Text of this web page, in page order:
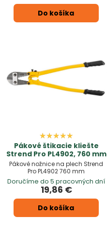
Do košíka
Pákové štikacie kliešte
Strend Pro PL4902, 760 mm
Pákové nožnice na plech Strend
Pro PL4902 760 mm
Doručíme do 5 pracovných dní
19,86 €
Do košíka